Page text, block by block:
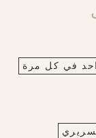
في كل مرة